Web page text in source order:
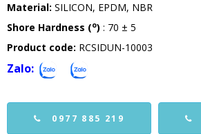
Material: SILICON, EPDM, NBR
Shore Hardness (o) : 70 ± 5
Product code: RCSIDUN-10003
Zalo:
0977 885 219